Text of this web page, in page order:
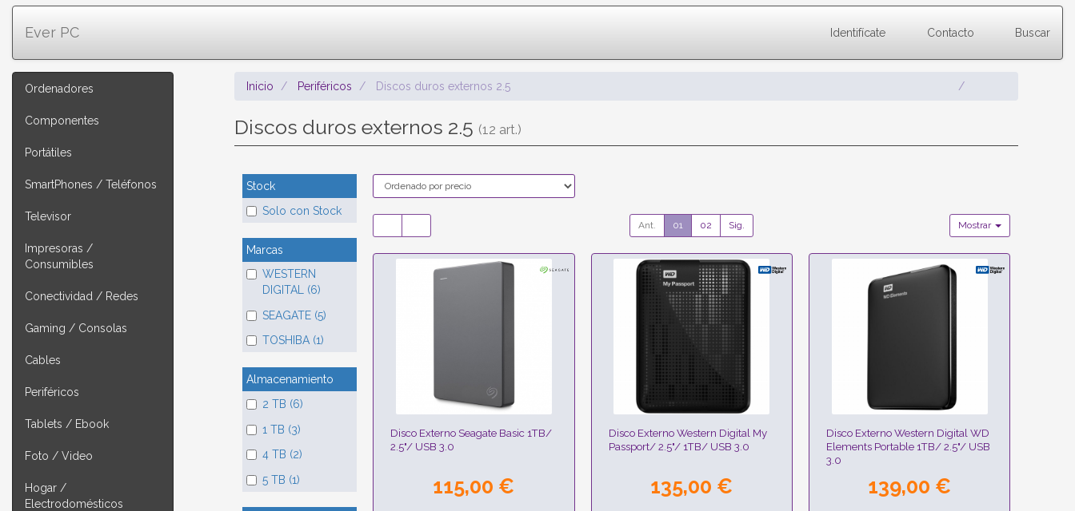
Ever PC Identifícate Contacto Buscar
Ordenadores
Componentes
Portátiles
SmartPhones / Teléfonos
Televisor
Impresoras /
Consumibles
Conectividad / Redes
Gaming / Consolas
Cables
Periféricos
Tablets / Ebook
Foto / Video
Hogar /
Electrodomésticos
Inicio Periféricos Discos duros externos 2.5
Discos duros externos 2.5 (12 art.)
Stock
Solo con Stock
Marcas
WESTERN
DIGITAL (6)
SEAGATE (5)
TOSHIBA (1)
Almacenamiento
2 TB (6)
1 TB (3)
4 TB (2)
5 TB (1)
Ant. 01 02 Sig. Mostrar
Disco Externo Seagate Basic 1TB/
2.5"/ USB 3.0
115,00 €
Disco Externo Western Digital My
Passport/ 2.5"/ 1TB/ USB 3.0
135,00 €
Disco Externo Western Digital WD
Elements Portable 1TB/ 2.5"/ USB
3.0
139,00 €